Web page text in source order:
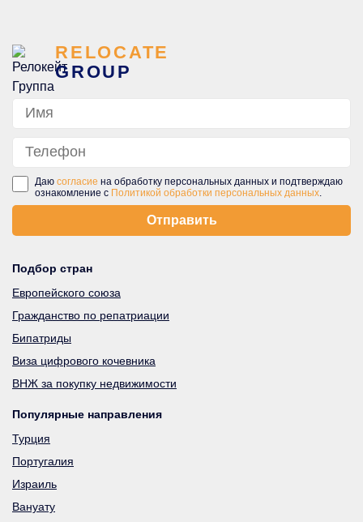
RELOCATE
GROUP
Даю согласие на обработку персональных данных и подтверждаю
ознакомление с Политикой обработки персональных данных
Подбор стран
Европейского союза
Гражданство по репатриации
Бипатриды
Виза цифрового кочевника
ВНЖ за покупку недвижимости
Популярные направления
Турция
Португалия
Израиль
Вануату